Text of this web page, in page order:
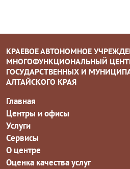
КРАЕВОЕ АВТОНОМНОЕ
МНОГОФУНКЦИОНАЛЬНЫЙ
ГОСУДАРСТВЕННЫХ И
АЛТАЙСКОГО КРАЯ
Главная
Центры и офисы
Услуги
Сервисы
О центре
Оценка качества услуг